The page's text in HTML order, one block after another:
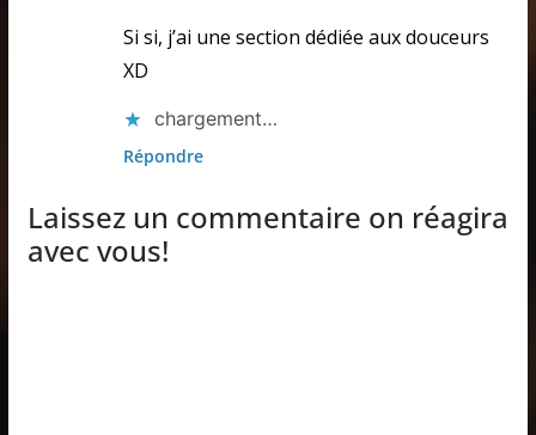
Si si, j’ai une section dédiée aux douceurs
XD
chargement…
Répondre
Laissez un commentaire on réagira
avec vous!